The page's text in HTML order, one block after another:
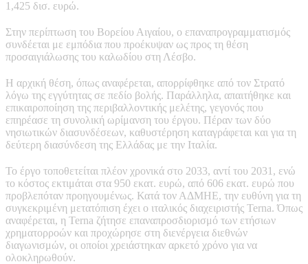
1,425 δισ. ευρώ.
Στην περίπτωση του Βορείου Αιγαίου, ο επαναπρογραμματισμός
συνδέεται με εμπόδια που προέκυψαν ως προς τη θέση
προσαιγιάλωσης του καλωδίου στη Λέσβο.
Η αρχική θέση, όπως αναφέρεται, απορρίφθηκε από τον Στρατό
λόγω της εγγύτητας σε πεδίο βολής. Παράλληλα, απαιτήθηκε και
επικαιροποίηση της περιβαλλοντικής μελέτης, γεγονός που
επηρέασε τη συνολική ωρίμανση του έργου. Πέραν των δύο
νησιωτικών διασυνδέσεων, καθυστέρηση καταγράφεται και για τη
δεύτερη διασύνδεση της Ελλάδας με την Ιταλία.
Το έργο τοποθετείται πλέον χρονικά στο 2033, αντί του 2031, ενώ
το κόστος εκτιμάται στα 950 εκατ. ευρώ, από 606 εκατ. ευρώ που
προβλεπόταν προηγουμένως. Κατά τον ΑΔΜΗΕ, την ευθύνη για τη
συγκεκριμένη μετατόπιση έχει ο ιταλικός διαχειριστής Terna. Όπως
αναφέρεται, η Terna ζήτησε επαναπροσδιορισμό των ετήσιων
χρηματορροών και προχώρησε στη διενέργεια διεθνών
διαγωνισμών, οι οποίοι χρειάστηκαν αρκετό χρόνο για να
ολοκληρωθούν.